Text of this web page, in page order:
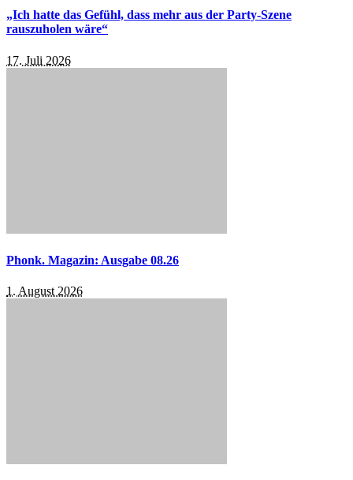
„Ich hatte das Gefühl, dass mehr aus der Party-Szene
rauszuholen wäre“
17. Juli 2026
Phonk. Magazin: Ausgabe 08.26
1. August 2026